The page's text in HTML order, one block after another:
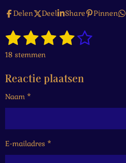
b
o
k
a
r
m
o
Delen Deel Share Pinnen
R
a
t
n
:
4
1
6
6
1
s
t
e
r
2
s
e
r
e
n
3
s
e
r
e
n
4
e
r
e
n
5
e
r
e
n
S
18 stemmen
Reactie plaatsen
Naam *
E-mailadres *